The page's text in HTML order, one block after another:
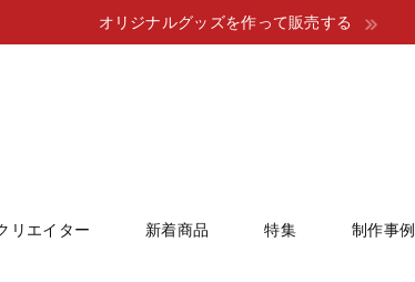
オリジナルグッズを作って販売する
リエイター 新着商品 特集 制作事例